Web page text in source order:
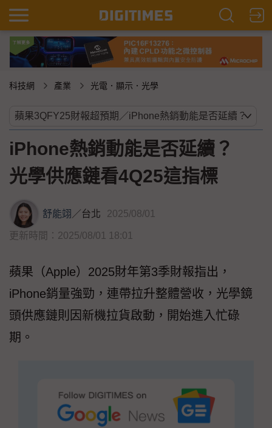
科技網 產業 光電．顯示．光學
iPhone熱銷動能是否延續？
光學供應鏈看4Q25這指標
舒能翊 ／台北 2025/08/01
更新時間：2025/08/01 18:01
蘋果（Apple）2025財年第3季財報指出，
iPhone銷量強勁，連帶拉升整體營收，光學鏡
頭供應鏈則因新機拉貨啟動，開始進入忙碌
期。